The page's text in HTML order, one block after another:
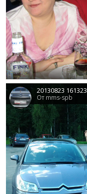
20130823 161323
От mms-spb